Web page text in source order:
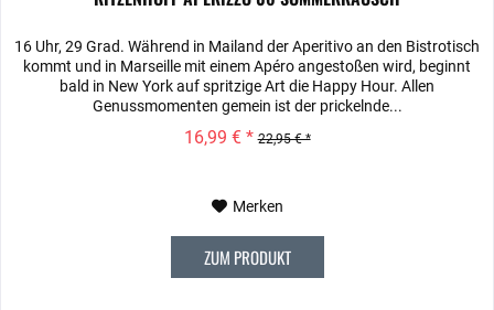
16 Uhr, 29 Grad. Während in Mailand der Aperitivo an den Bistrotisch
kommt und in Marseille mit einem Apéro angestoßen wird, beginnt
bald in New York auf spritzige Art die Happy Hour. Allen
Genussmomenten gemein ist der prickelnde...
16,99 € * 22,95 € *
Merken
ZUM PRODUKT